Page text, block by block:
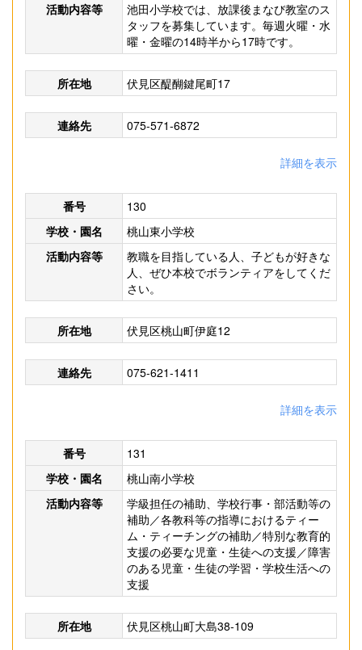
活動内容等
池田小学校では、放課後まなび教室のス
タッフを募集しています。毎週火曜・水
曜・金曜の14時半から17時です。
所在地 伏見区醍醐鍵尾町17
連絡先 075-571-6872
詳細を表示
番号
130
学校・園名
桃山東小学校
活動内容等
教職を目指している人、子どもが好きな
人、ぜひ本校でボランティアをしてくだ
さい。
所在地 伏見区桃山町伊庭12
連絡先 075-621-1411
詳細を表示
番号
131
学校・園名
桃山南小学校
活動内容等
学級担任の補助、学校行事・部活動等の
補助／各教科等の指導におけるティー
ム・ティーチングの補助／特別な教育的
支援の必要な児童・生徒への支援／障害
のある児童・生徒の学習・学校生活への
支援
所在地 伏見区桃山町大島38-109